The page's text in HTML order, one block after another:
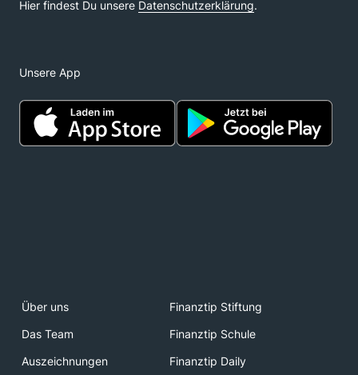
Unsere App
Über uns
Finanztip Stiftung
Das Team
Finanztip Schule
Auszeichnungen
Finanztip Daily